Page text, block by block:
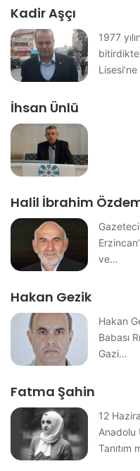
Kadir Aşçı
1977
İhsan Ünlü
Halil İbrahim
ve…
Hakan Gezik
Hakan
Babası
Gazi…
Fatma Şahin
12
Anadolu
Tanıtım